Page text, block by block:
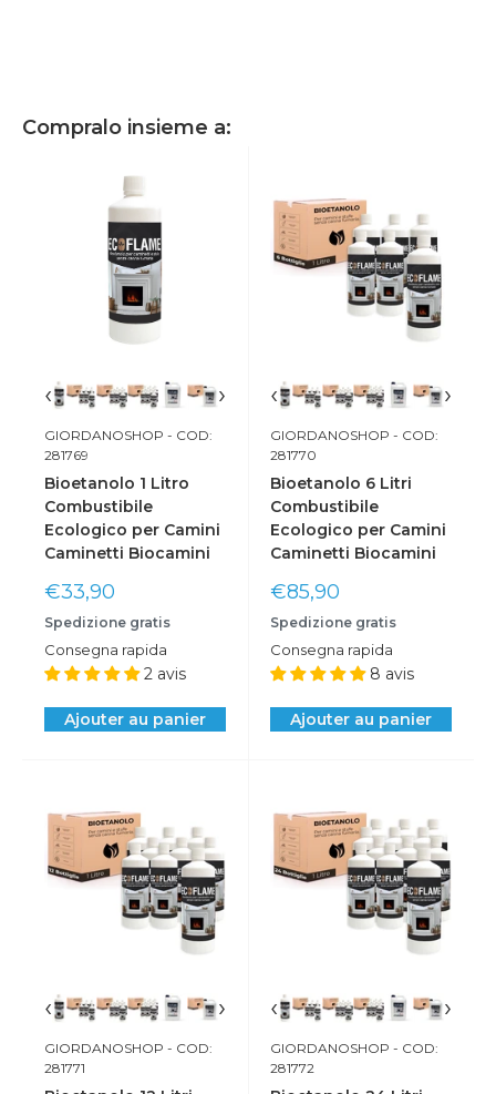
Compralo insieme a:
‹ ›
GIORDANOSHOP - COD:
281769
Bioetanolo 1 Litro
Combustibile
Ecologico per Camini
Caminetti Biocamini
Prix
réduit
€33,90
Spedizione gratis
Consegna rapida
2 avis
Ajouter au panier
‹ ›
GIORDANOSHOP - COD:
281770
Bioetanolo 6 Litri
Combustibile
Ecologico per Camini
Caminetti Biocamini
Prix
réduit
€85,90
Spedizione gratis
Consegna rapida
8 avis
Ajouter au panier
‹ ›
GIORDANOSHOP - COD:
281771
‹ ›
GIORDANOSHOP - COD:
281772